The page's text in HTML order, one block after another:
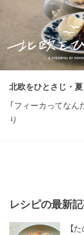
北欧をひとさじ・夏
「フィーカってなん
り
レシピの最新
【